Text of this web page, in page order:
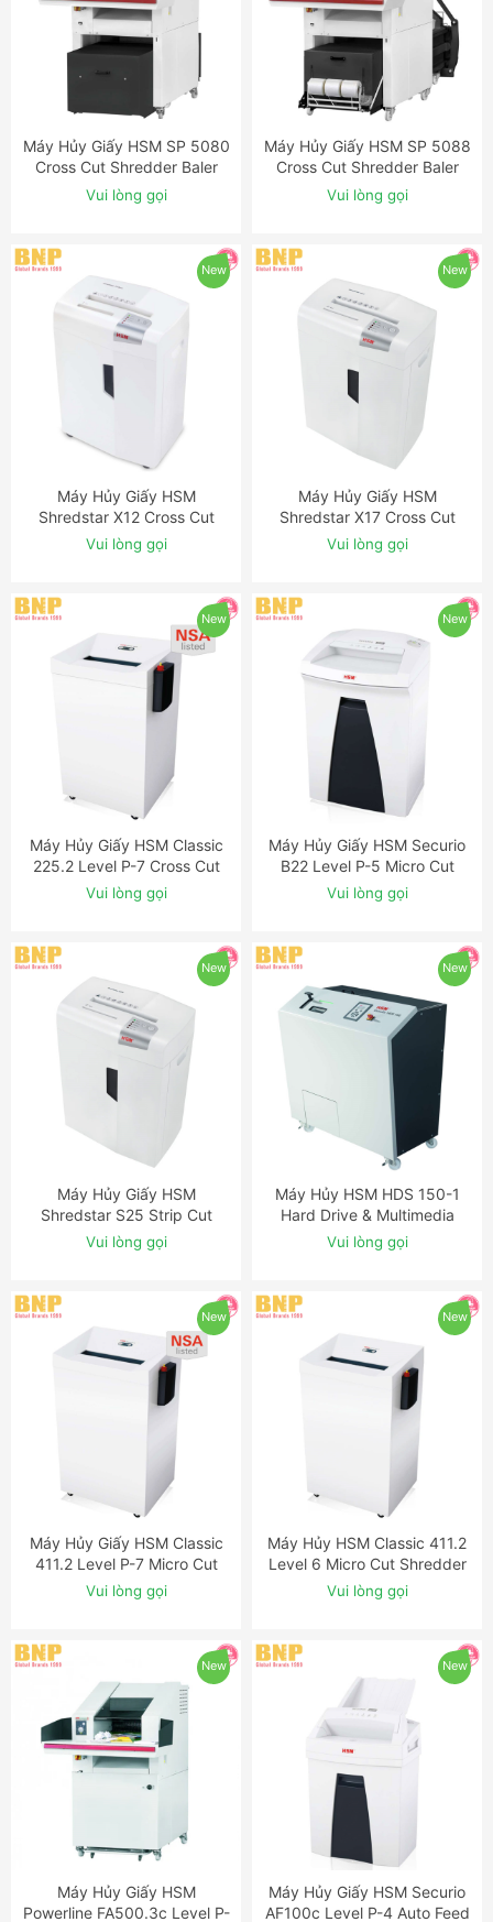
ĐẶT NGAY
Máy Hủy Giấy HSM SP 5080
Cross Cut Shredder Baler
Combination
Vui lòng gọi
ĐẶT NGAY
Máy Hủy Giấy HSM SP 5088
Cross Cut Shredder Baler
Combination
Vui lòng gọi
New
ĐẶT NGAY
Máy Hủy Giấy HSM
Shredstar X12 Cross Cut
Shredder
Vui lòng gọi
New
ĐẶT NGAY
Máy Hủy Giấy HSM
Shredstar X17 Cross Cut
Shredder
Vui lòng gọi
New
ĐẶT NGAY
Máy Hủy Giấy HSM Classic
225.2 Level P-7 Cross Cut
Shredder with Automatic
Oiler
Vui lòng gọi
New
ĐẶT NGAY
Máy Hủy Giấy HSM Securio
B22 Level P-5 Micro Cut
Shredder
Vui lòng gọi
New
ĐẶT NGAY
Máy Hủy Giấy HSM
Shredstar S25 Strip Cut
Shredder
Vui lòng gọi
New
ĐẶT NGAY
Máy Hủy HSM HDS 150-1
Hard Drive & Multimedia
Shredder
Vui lòng gọi
New
ĐẶT NGAY
Máy Hủy Giấy HSM Classic
411.2 Level P-7 Micro Cut
Shredder with Auto-Oiler
Vui lòng gọi
New
ĐẶT NGAY
Máy Hủy HSM Classic 411.2
Level 6 Micro Cut Shredder
with OMDD Slot
Vui lòng gọi
New
ĐẶT NGAY
Máy Hủy Giấy HSM
Powerline FA500.3c Level P-
New
ĐẶT NGAY
Máy Hủy Giấy HSM Securio
AF100c Level P-4 Auto Feed